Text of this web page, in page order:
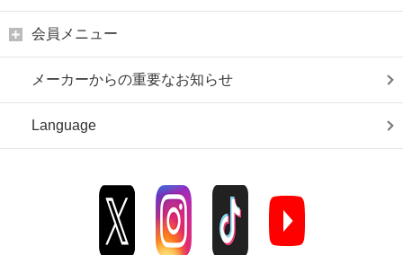
会員メニュー
メーカーからの重要なお知らせ
Language